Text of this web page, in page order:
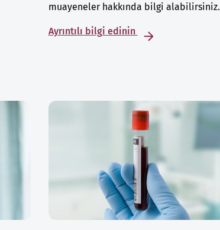
muayeneler hakkında bilgi alabilirsiniz.
Ayrıntılı bilgi edinin